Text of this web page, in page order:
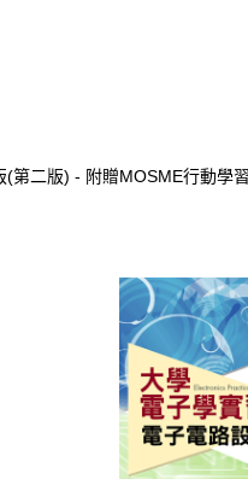
第二版) - 附贈MOSME行動學